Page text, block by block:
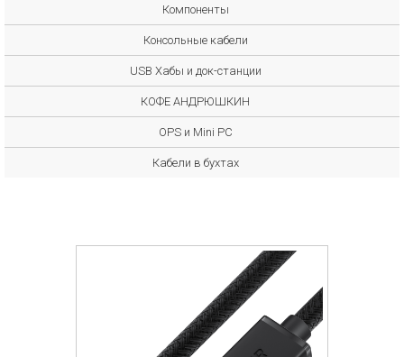
Компоненты
Консольные кабели
USB Хабы и док-станции
КОФЕ АНДРЮШКИН
OPS и Mini PC
Кабели в бухтах